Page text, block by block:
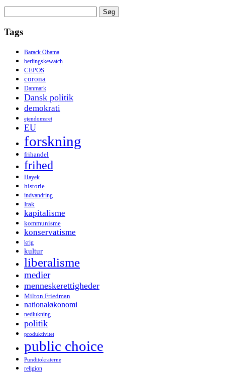
efter:
Tags
Barack Obama
berlingskewatch
CEPOS
corona
Danmark
Dansk politik
demokrati
ejendomsret
EU
forskning
frihandel
frihed
Hayek
historie
indvandring
Irak
kapitalisme
kommunisme
konservatisme
krig
kultur
liberalisme
medier
menneskerettigheder
Milton Friedman
nationaløkonomi
nedlukning
politik
produktivitet
public choice
Punditokraterne
religion